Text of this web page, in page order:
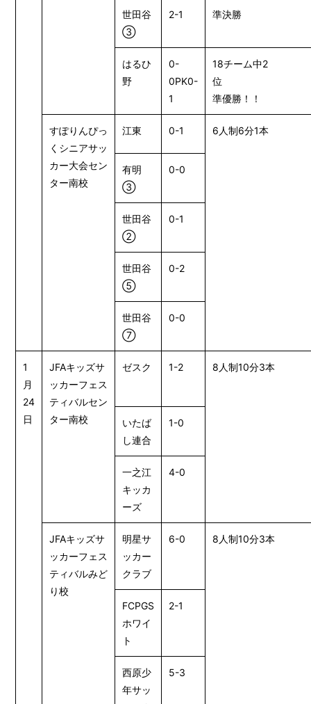
世田谷
③
2-1 準決勝
はるひ
野
0-
0PK0-
1
18チーム中2
位
準優勝！！
すぽりんぴっ
くシニアサッ
カー大会セン
ター南校
江東 0-1 6人制6分1本
有明
③
0-0
世田谷
②
0-1
世田谷
⑤
0-2
世田谷
⑦
0-0
1
月
24
日
JFAキッズサ
ッカーフェス
ティバルセン
ター南校
ゼスク 1-2 8人制10分3本
いたば
し連合
1-0
一之江
キッカ
ーズ
4-0
JFAキッズサ
ッカーフェス
ティバルみど
り校
明星サ
ッカー
クラブ
6-0 8人制10分3本
FCPGS
ホワイ
ト
2-1
西原少
年サッ
5-3